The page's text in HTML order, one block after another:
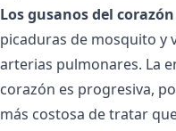
Los gusanos del corazón
picaduras de mosquito y
arterias pulmonares. La
corazón es progresiva,
más costosa de tratar